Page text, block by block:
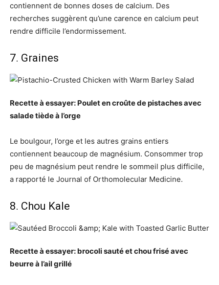
contiennent de bonnes doses de calcium. Des
recherches suggèrent qu’une carence en calcium peut
rendre difficile l’endormissement.
7. Graines
Recette à essayer: Poulet en croûte de pistaches avec
salade tiède à l’orge
Le boulgour, l’orge et les autres grains entiers
contiennent beaucoup de magnésium. Consommer trop
peu de magnésium peut rendre le sommeil plus difficile,
a rapporté le Journal of Orthomolecular Medicine.
8. Chou Kale
Recette à essayer: brocoli sauté et chou frisé avec
beurre à l’ail grillé